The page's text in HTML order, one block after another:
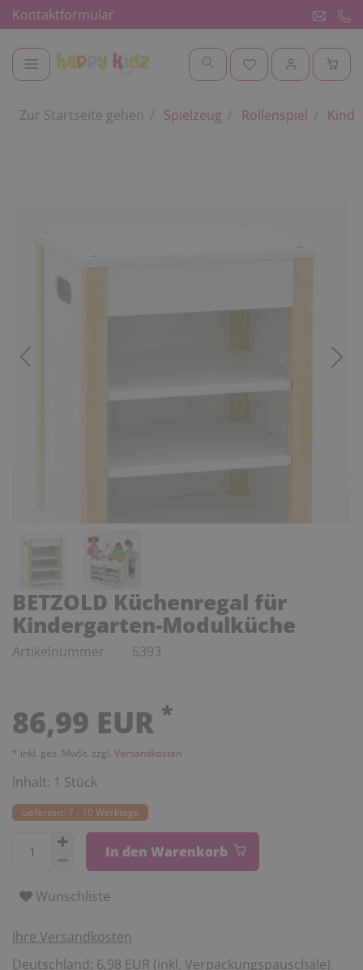
Kontaktformular
Zur Startseite gehen Spielzeug Rollenspiel
BETZOLD Küchenregal für
Kindergarten-Modulküche
Artikelnummer 5393
86,99 EUR *
* inkl. ges. MwSt. zzgl. Versandkosten
Inhalt: 1 Stück
Lieferzeit: 7 - 10 Werktage
In den Warenkorb
Wunschliste
Ihre Versandkosten
Deutschland: 6,98 EUR (inkl. Verpackungspauschale).